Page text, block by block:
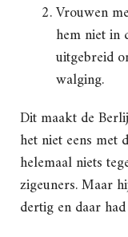
Vrouwen
hem niet in
uitgebreid
walging.
Dit maakt de
het niet eens met
helemaal niets
zigeuners. Maar
dertig en daar